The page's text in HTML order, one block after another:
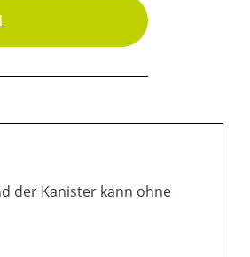
der Kanister kann ohne